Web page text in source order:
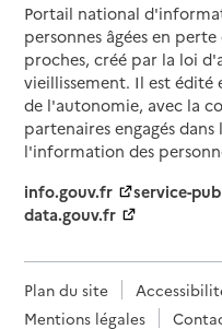
Portail national
personnes âgées en
proches, créé par la loi
vieillissement. Il est
de l'autonomie, avec la
partenaires engagés
l'information des
info.gouv.fr
service-
data.gouv.fr
Plan du site
Mentions légales